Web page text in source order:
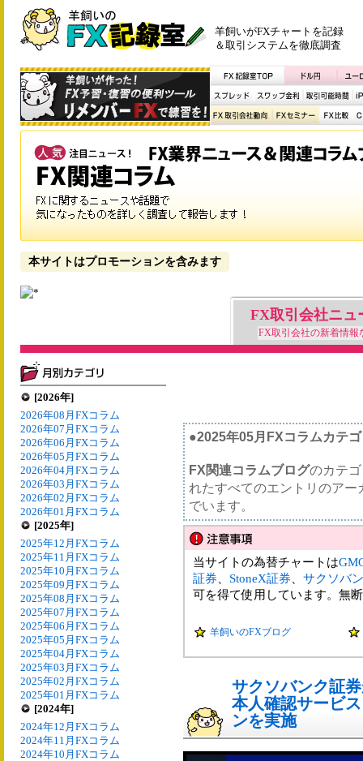
羊飼いがFXチャートを記録
＆取引システムを徹底調査
本サイトはプロモーションを含みます
FX取引会社ニュ
FX取引会社の新着情報
[2026年]
2026年08月FXコラム
2026年07月FXコラム
2026年06月FXコラム
2026年05月FXコラム
2026年04月FXコラム
2026年03月FXコラム
2026年02月FXコラム
2026年01月FXコラム
[2025年]
2025年12月FXコラム
2025年11月FXコラム
2025年10月FXコラム
2025年09月FXコラム
2025年08月FXコラム
2025年07月FXコラム
2025年06月FXコラム
2025年05月FXコラム
2025年04月FXコラム
2025年03月FXコラム
2025年02月FXコラム
2025年01月FXコラム
[2024年]
2024年12月FXコラム
2024年11月FXコラム
2024年10月FXコラム
●2025年05月FXコラムカテ
FX関連コラムブログのカテ
れたすべてのエントリのア
でいます。
当サイトの為替チャートは
証券
StoneX証券
サクソバ
可を得て使用しています。無
羊飼いのFXブログ
サクソバンク証
本人確認サービ
ンを実施